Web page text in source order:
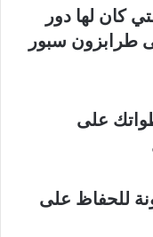
كان لها دور
طرابزون سبور
على
للحفاظ على